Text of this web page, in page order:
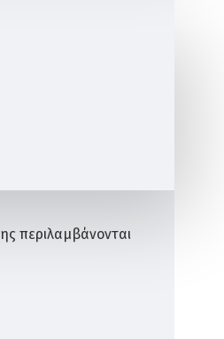
περιλαμβάνονται